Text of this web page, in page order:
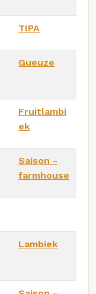
TIPA
Gueuze
Fruitlambi
ek
Saison -
farmhouse
Lambiek